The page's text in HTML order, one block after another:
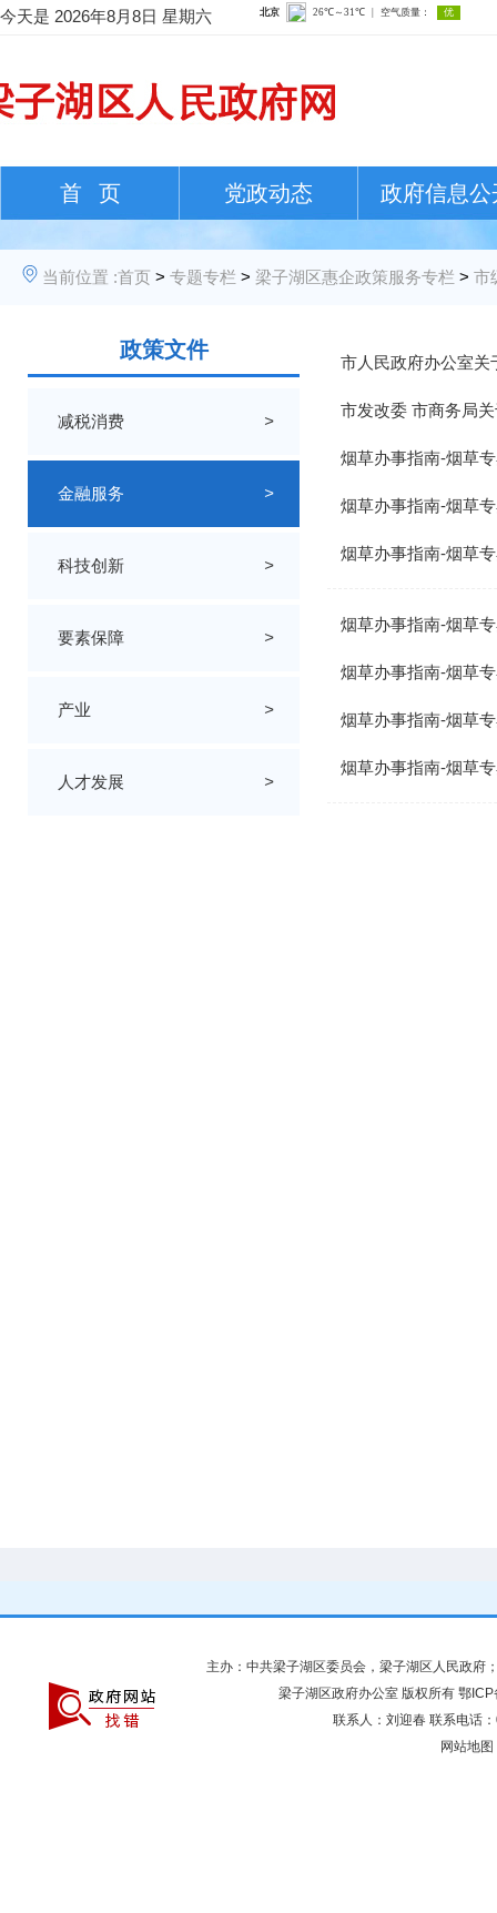
今天是 2026年8月8日 星期六
首 页 党政动态 政府信息公
当前位置 :首页 > 专题专栏 > 梁子湖区惠企政策服务专栏 > 市
政策文件
减税消费 >
金融服务 >
科技创新 >
要素保障 >
产业 >
人才发展 >
市人民政府办公室关
市发改委 市商务局
烟草办事指南-烟草
烟草办事指南-烟草
烟草办事指南-烟草
烟草办事指南-烟草
烟草办事指南-烟草
烟草办事指南-烟草
烟草办事指南-烟草
主办：中共梁子湖区委员会，梁子湖区人民政府
梁子湖区政府办公室 版权所有 鄂
联系人：刘迎春 联系电话
网站地图